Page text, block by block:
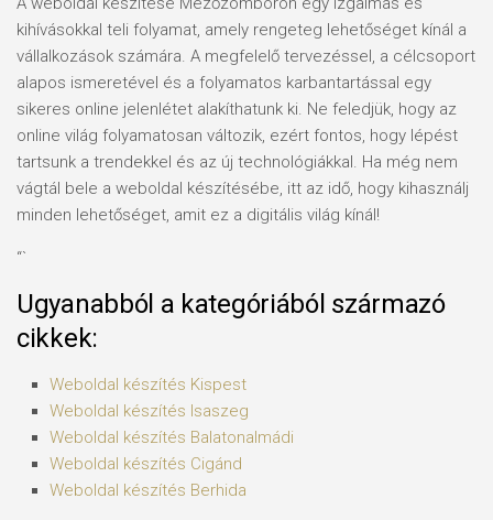
kihívásokkal teli folyamat, amely rengeteg lehetőséget kínál a
vállalkozások számára. A megfelelő tervezéssel, a célcsoport
alapos ismeretével és a folyamatos karbantartással egy
sikeres online jelenlétet alakíthatunk ki. Ne feledjük, hogy az
online világ folyamatosan változik, ezért fontos, hogy lépést
tartsunk a trendekkel és az új technológiákkal. Ha még nem
vágtál bele a weboldal készítésébe, itt az idő, hogy kihasználj
minden lehetőséget, amit ez a digitális világ kínál!
“`
Ugyanabból a kategóriából származó
cikkek:
Weboldal készítés​ Kispest
Weboldal készítés​ Isaszeg
Weboldal készítés​ Balatonalmádi
Weboldal készítés​ Cigánd
Weboldal készítés​ Berhida